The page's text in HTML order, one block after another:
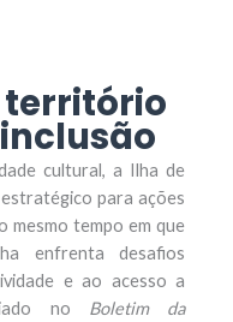
cultural, a Ilha de
para ações
mesmo tempo em que
enfrenta desafios
e ao acesso a
no Boletim da